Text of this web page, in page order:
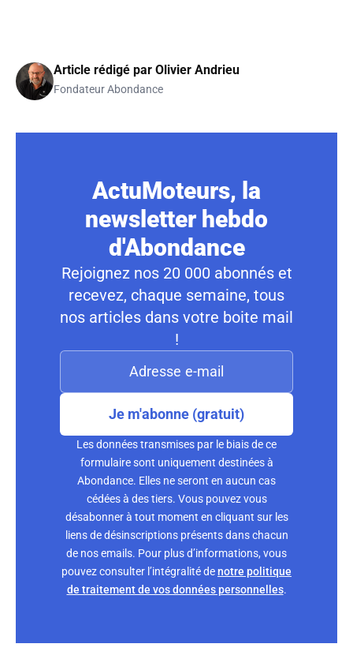
Article rédigé par Olivier Andrieu
Fondateur Abondance
ActuMoteurs, la
newsletter hebdo
d'Abondance
Rejoignez nos 20 000 abonnés et
recevez, chaque semaine, tous
nos articles dans votre boite mail
!
Je m'abonne (gratuit)
Les données transmises par le biais de ce
formulaire sont uniquement destinées à
Abondance. Elles ne seront en aucun cas
cédées à des tiers. Vous pouvez vous
désabonner à tout moment en cliquant sur les
liens de désinscriptions présents dans chacun
de nos emails. Pour plus d’informations, vous
pouvez consulter l’intégralité denotre politique
de traitement de vos données personnelles.